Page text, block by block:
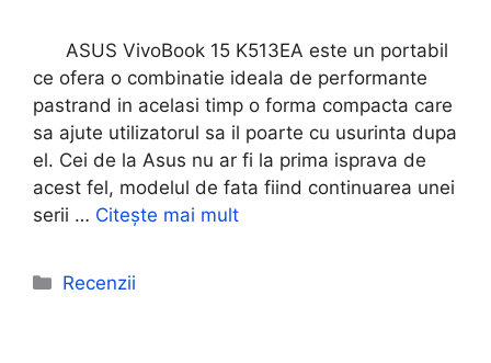
ASUS VivoBook 15 K513EA este un portabil
ce ofera o combinatie ideala de performante
pastrand in acelasi timp o forma compacta care
sa ajute utilizatorul sa il poarte cu usurinta dupa
el. Cei de la Asus nu ar fi la prima isprava de
acest fel, modelul de fata fiind continuarea unei
serii … Citește mai mult
Categorii
Recenzii